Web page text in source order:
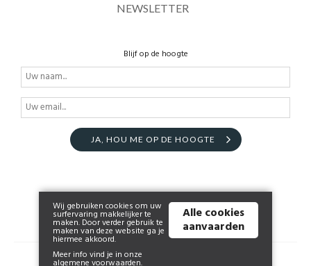
NEWSLETTER
Blijf op de hoogte
JA, HOU ME OP DE HOOGTE
© 2026 www.huismanendonckx.be | Powered by
Wij gebruiken cookies om uw
surfervaring makkelijker te
maken. Door verder gebruik te
maken van deze website ga je
hiermee akkoord.
Meer info vind je in onze
algemene voorwaarden.
Alle cookies
aanvaarden